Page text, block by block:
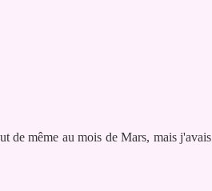
de même au mois de Mars, mais j'avais